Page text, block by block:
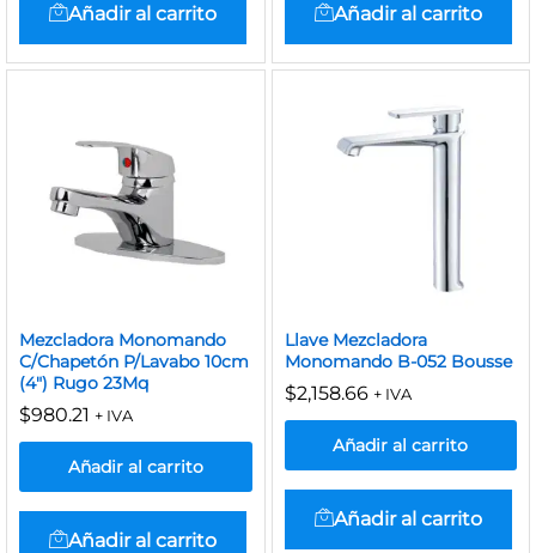
Añadir al carrito Añadir al carrito
Mezcladora Monomando
C/Chapetón P/Lavabo 10cm
(4″) Rugo 23Mq
$980.21 + IVA
Añadir al carrito
Añadir al carrito
Llave Mezcladora
Monomando B-052 Bousse
$2,158.66 + IVA
Añadir al carrito
Añadir al carrito